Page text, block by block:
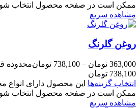
ممکن است در صفحه محصول انتخاب
مشاهده سریع
روغن گلرنگ
363,000 تومان –
738,100 تومان
738,100 تومان
انتخاب گزینه‌ها این محصول دارای انواع
ممکن است در صفحه محصول انتخاب
مشاهده سریع